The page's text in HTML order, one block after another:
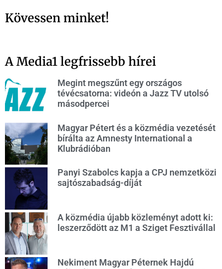
Kövessen minket!
A Media1 legfrissebb hírei
Megint megszűnt egy országos
tévécsatorna: videón a Jazz TV utolsó
másodpercei
Magyar Pétert és a közmédia vezetését
bírálta az Amnesty International a
Klubrádióban
Panyi Szabolcs kapja a CPJ nemzetközi
sajtószabadság-díját
A közmédia újabb közleményt adott ki:
leszerződött az M1 a Sziget Fesztivállal
Nekiment Magyar Péternek Hajdú